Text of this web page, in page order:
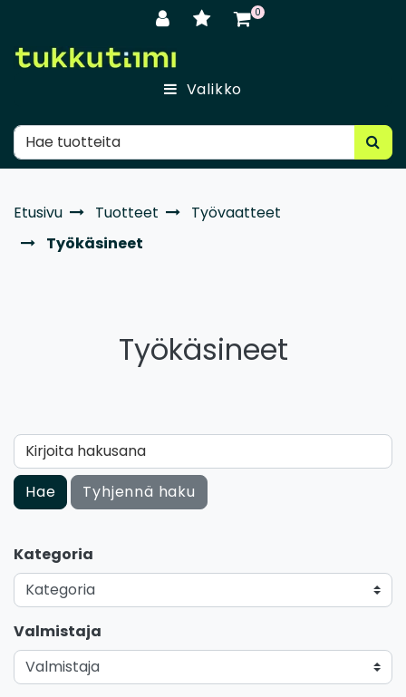
0
Valikko
Etusivu Tuotteet
Työvaatteet
Työkäsineet
Työkäsineet
Kirjoita hakusana
Hae Tyhjennä haku
Kategoria
Valmistaja